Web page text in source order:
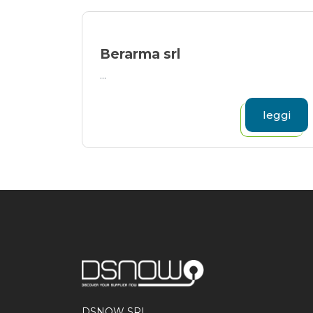
Berarma srl
...
leggi